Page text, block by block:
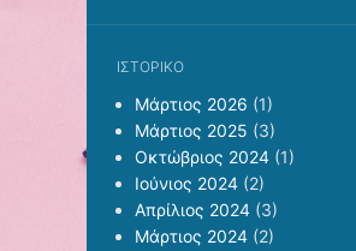
ΙΣΤΟΡΙΚΌ
Μάρτιος 2026 (1)
Μάρτιος 2025 (3)
Οκτώβριος 2024 (1)
Ιούνιος 2024 (2)
Απρίλιος 2024 (3)
Μάρτιος 2024 (2)